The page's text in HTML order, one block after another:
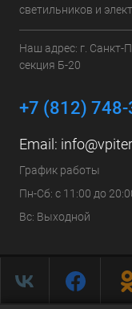
светильников и
Наш адрес: г. Санкт-
секция Б-20
+7 (812)
Email:
График работы
Пн-Сб: с 11:00 до
Вс: Выходной